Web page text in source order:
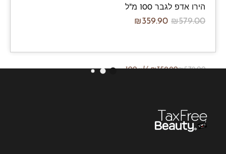
הירו אדפ לגבר 100 מ"ל
₪579.00
₪359.90
₪579.00
₪359.90
/100ml